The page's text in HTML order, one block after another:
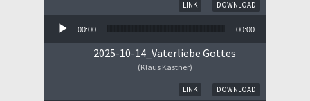
DOWNLOAD
LINK
00:00 00:00
2025-10-14_Vaterliebe Gottes
(Klaus Kastner)
DOWNLOAD
LINK